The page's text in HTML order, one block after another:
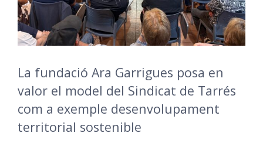
La fundació Ara Garrigues posa en
valor el model del Sindicat de Tarrés
com a exemple desenvolupament
territorial sostenible